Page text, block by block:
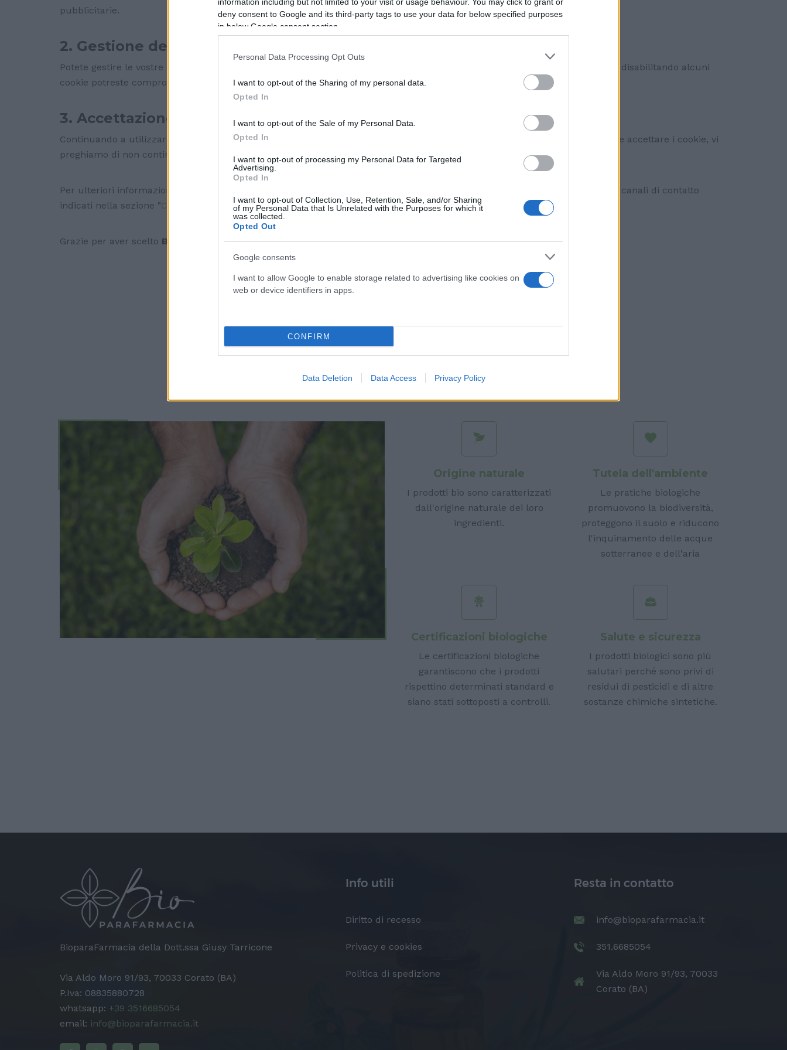
deny consent to Google and its third-party tags to use your data for below specified purposes
in below Google consent section.
Personal Data Processing Opt Outs
I want to opt-out of the Sharing of my personal data.
Opted In
I want to opt-out of the Sale of my Personal Data.
Opted In
I want to opt-out of processing my Personal Data for Targeted
Advertising.
Opted In
I want to opt-out of Collection, Use, Retention, Sale, and/or Sharing
of my Personal Data that Is Unrelated with the Purposes for which it
was collected.
Opted Out
Google consents
I want to allow Google to enable storage related to advertising like cookies on
web or device identifiers in apps.
CONFIRM
Data Deletion Data Access Privacy Policy
pubblicitarie.
2. Gestione dei Cookie
Potete gestire le vostre preferenze sui cookie modificando le impostazioni del vostro browser. Tuttavia, tenete presente che disabilitando alcuni
cookie potreste compromettere la funzionalità e l'esperienza di navigazione del sito.
3. Accettazione dei Cookie
Continuando a utilizzare il nostro sito, accettate l'utilizzo dei cookie in conformità con questa informativa. Se non desiderate accettare i cookie, vi
preghiamo di non continuare la navigazione sul nostro sito.
Per ulteriori informazioni sulla nostra politica sulla privacy e sull'uso dei cookie, vi preghiamo di contattarci tramite i nostri canali di contatto
indicati nella sezione "Contatti
Grazie per aver scelto BioparaFarmacia.
Caratteristiche
Perchè BIO
Origine naturale
I prodotti bio sono caratterizzati
dall'origine naturale dei loro
ingredienti.
Tutela dell'ambiente
Le pratiche biologiche
promuovono la biodiversità,
proteggono il suolo e riducono
l'inquinamento delle acque
sotterranee e dell'aria
Certificazioni biologiche
Le certificazioni biologiche
garantiscono che i prodotti
rispettino determinati standard e
siano stati sottoposti a controlli.
Salute e sicurezza
I prodotti biologici sono più
salutari perché sono privi di
residui di pesticidi e di altre
sostanze chimiche sintetiche.
BioparaFarmacia della Dott.ssa Giusy Tarricone
Via Aldo Moro 91/93, 70033 Corato (BA)
P.Iva: 08835880728
whatsapp: +39 3516685054
email: info@bioparafarmacia.it
Info utili
Diritto di recesso
Privacy e cookies
Politica di spedizione
Resta in contatto
info@bioparafarmacia.it
351.6685054
Via Aldo Moro 91/93, 70033
Corato (BA)